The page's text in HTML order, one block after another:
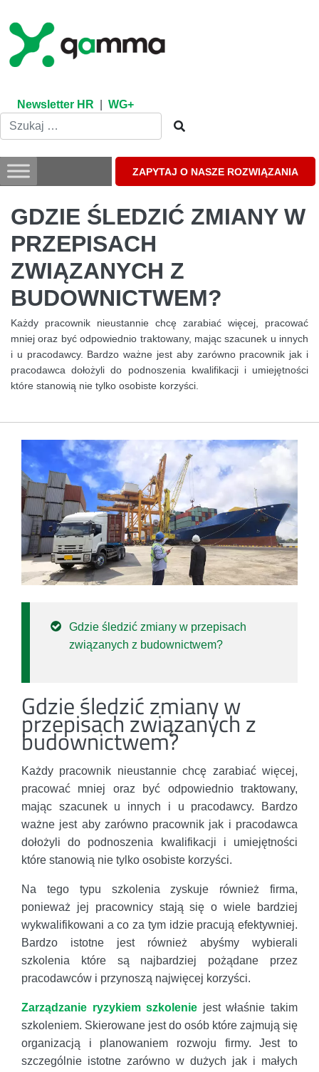
content
Newsletter HR WG+
ZAPYTAJ O NASZE ROZWIĄZANIA
GDZIE ŚLEDZIĆ ZMIANY W
PRZEPISACH
ZWIĄZANYCH Z
BUDOWNICTWEM?
Każdy pracownik nieustannie chcę zarabiać więcej, pracować
mniej oraz być odpowiednio traktowany, mając szacunek u innych
i u pracodawcy. Bardzo ważne jest aby zarówno pracownik jak i
pracodawca dołożyli do podnoszenia kwalifikacji i umiejętności
które stanowią nie tylko osobiste korzyści.
Gdzie śledzić zmiany w przepisach
związanych z budownictwem?
Gdzie śledzić zmiany w
przepisach związanych z
budownictwem?
Każdy pracownik nieustannie chcę zarabiać więcej,
pracować mniej oraz być odpowiednio traktowany,
mając szacunek u innych i u pracodawcy. Bardzo
ważne jest aby zarówno pracownik jak i pracodawca
dołożyli do podnoszenia kwalifikacji i umiejętności
które stanowią nie tylko osobiste korzyści.
Na tego typu szkolenia zyskuje również firma,
ponieważ jej pracownicy stają się o wiele bardziej
wykwalifikowani a co za tym idzie pracują efektywniej.
Bardzo istotne jest również abyśmy wybierali
szkolenia które są najbardziej pożądane przez
pracodawców i przynoszą najwięcej korzyści.
Zarządzanie ryzykiem szkolenie jest właśnie takim
szkoleniem. Skierowane jest do osób które zajmują się
organizacją i planowaniem rozwoju firmy. Jest to
szczególnie istotne zarówno w dużych jak i małych